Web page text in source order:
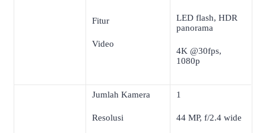
Fitur
Video
LED flash, HDR
panorama
4K @30fps,
1080p
Jumlah Kamera
Resolusi
1
44 MP, f/2.4 wide